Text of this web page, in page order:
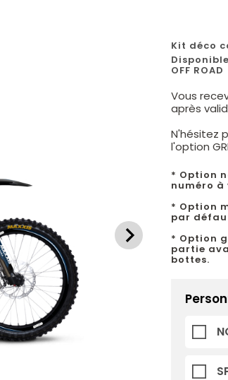
Kit déco
OFF ROAD
Vous
après
N'hésitez
l'option
* Option
numéro à
* Option
par
* Option
partie
bottes.